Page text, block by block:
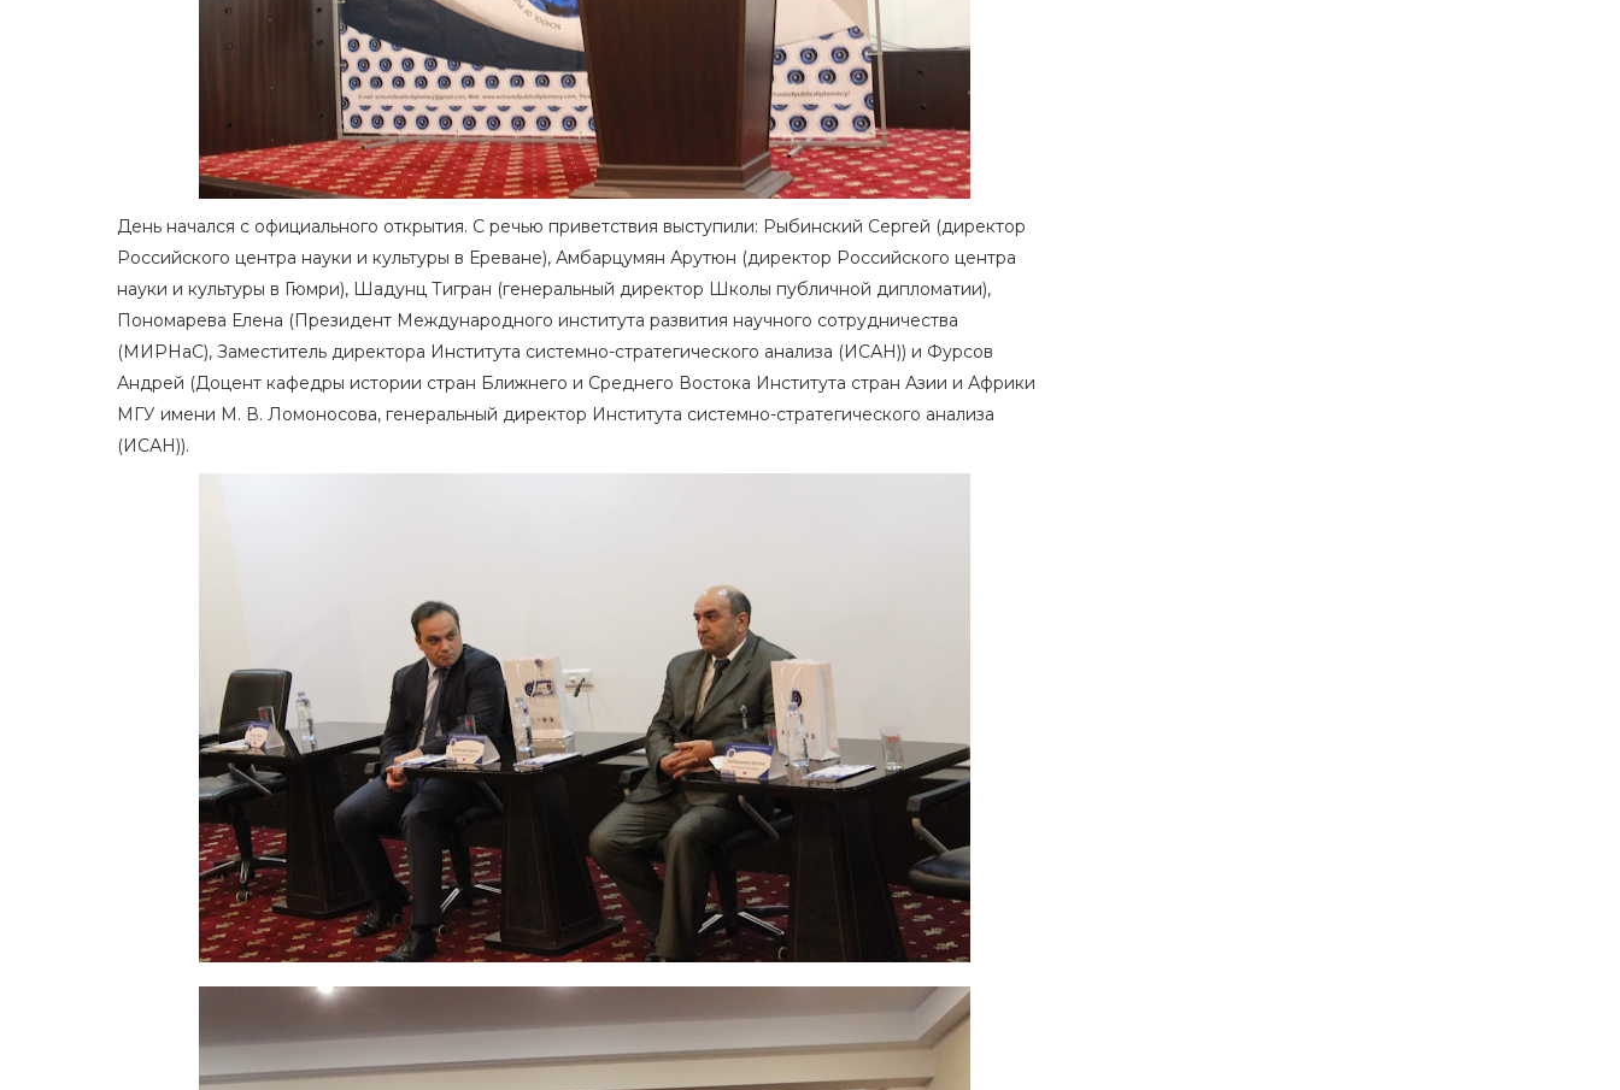
День начался с официального открытия. С речью приветствия выступили: Рыбинский Сергей (директор
Российского центра науки и культуры в Ереване), Амбарцумян Арутюн (директор Российского центра
науки и культуры в Гюмри), Шадунц Тигран (генеральный директор Школы публичной дипломатии),
Пономарева Елена (Президент Международного института развития научного сотрудничества
(МИРНаС), Заместитель директора Института системно-стратегического анализа (ИСАН)) и Фурсов
Андрей (Доцент кафедры истории стран Ближнего и Среднего Востока Института стран Азии и Африки
МГУ имени М. В. Ломоносова, генеральный директор Института системно-стратегического анализа
(ИСАН)).